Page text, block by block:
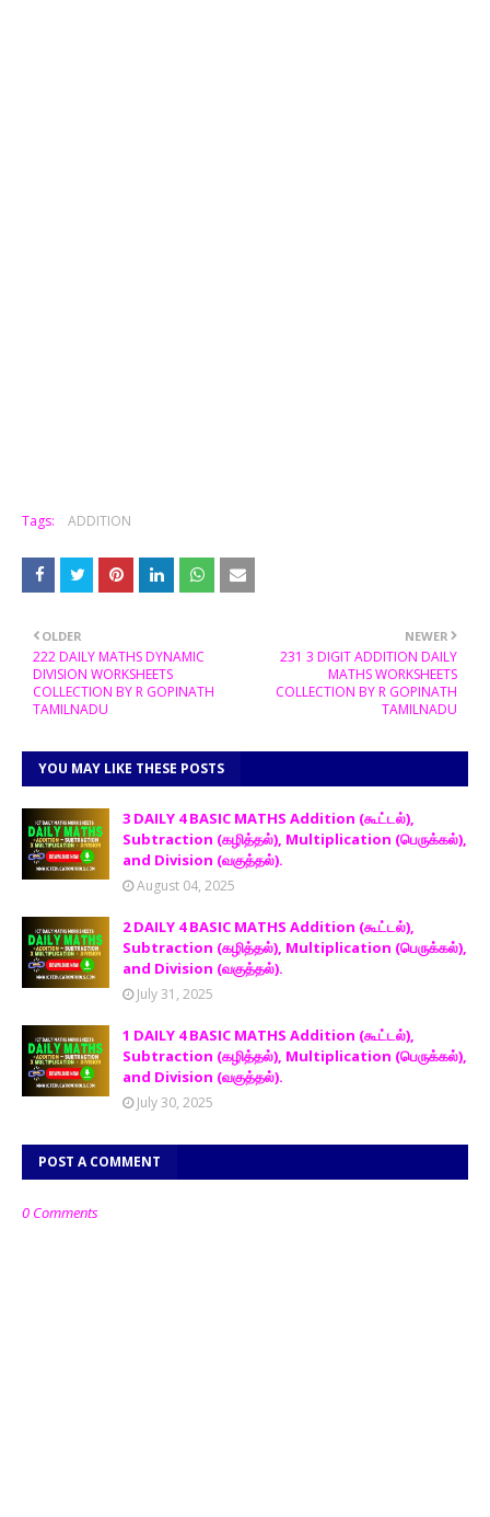
Tags: ADDITION
NEWER
231 3 DIGIT ADDITION DAILY
MATHS WORKSHEETS
COLLECTION BY R GOPINATH
TAMILNADU
OLDER
222 DAILY MATHS DYNAMIC
DIVISION WORKSHEETS
COLLECTION BY R GOPINATH
TAMILNADU
YOU MAY LIKE THESE POSTS
3 DAILY 4 BASIC MATHS Addition (கூட்டல்),
Subtraction (கழித்தல்), Multiplication (பெருக்கல்),
and Division (வகுத்தல்).
August 04, 2025
2 DAILY 4 BASIC MATHS Addition (கூட்டல்),
Subtraction (கழித்தல்), Multiplication (பெருக்கல்),
and Division (வகுத்தல்).
July 31, 2025
1 DAILY 4 BASIC MATHS Addition (கூட்டல்),
Subtraction (கழித்தல்), Multiplication (பெருக்கல்),
and Division (வகுத்தல்).
July 30, 2025
POST A COMMENT
0 Comments